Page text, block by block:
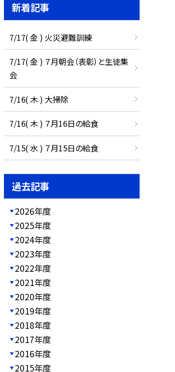
新着記事
7/17( 金 ) 火災避難訓練
7/17( 金 ) ７月朝会（表彰）と生徒集
会
7/16( 木 ) 大掃除
7/16( 木 ) ７月16日の給食
7/15( 水 ) ７月15日の給食
過去記事
2026年度
2025年度
2024年度
2023年度
2022年度
2021年度
2020年度
2019年度
2018年度
2017年度
2016年度
2015年度